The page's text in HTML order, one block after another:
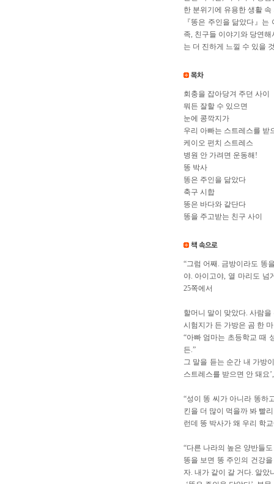
한 분위기에 유용한 생활
『똥은 주인을 닮았다』
족, 친구들 이야기와 당연
는 더 진하게 느낄 수 있을
회충을 잡아당겨 주던 사이
뭐든 잘할 수 있으면
눈에 콩깍지가
우리 아빠는 스트레스를 받
케이오 펀치 스트레스
병원 안 가려면 운동해!
똥 박사
똥은 주인을 닮았다
축구 시합
똥은 바다와 같단다
똥을 주고받는 친구 사이
“그럼 어째. 금방이라도 똥
야. 아이고야, 열 마리도 넘
25쪽에서
할머니 말이 맞았다. 사람
시험지가 든 가방은 곰 한
“아빠 엄마는 초등학교 때
든.”
그 말을 듣는 순간 내 가방
스트레스를 받으면 안 돼요
“성이 똥 씨가 아니라 똥하
킨을 더 많이 먹을까 봐 빨
런데 똥 박사가 왜 우리 학
“다른 나라의 높은 양반들
똥을 보면 똥 주인의 건강
자. 내가 같이 갈 거다. 알았